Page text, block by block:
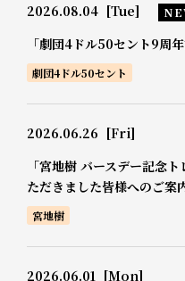
2026.08.04 [Tue]
「劇団4ドル50セント9周
劇団4ドル50セント
2026.06.26 [Fri]
「宮地樹 バースデー記念
ただきました皆様へのご案
宮地樹
2026.06.01 [Mon]